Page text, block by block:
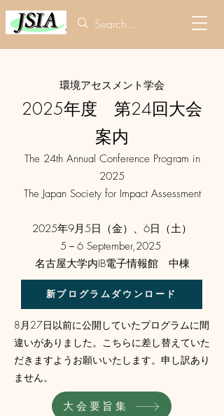
環境アセスメント学会
2025年度 第24回大会
案内
The 24th Annual Conference Program in
2025
The Japan Society for Impact Assessment
2025年9月5日（金）、6日（土）
5－6 September,2025
名古屋大学内IB電子情報館 中棟
新プログラムダウンロード
8月27日以前に公開していたプログラムに間
違いがありました。こちらに差し替えていた
だきますようお願いいたします。申し訳あり
ません。
大会要旨集